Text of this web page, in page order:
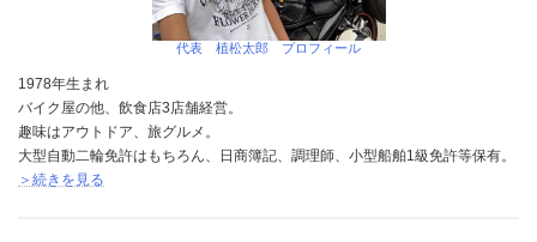
代表 植松太郎 プロフィール
1978年生まれ
バイク屋の他、飲食店3店舗経営。
趣味はアウトドア、旅グルメ。
大型自動二輪免許はもちろん、日商簿記、調理師、小型船舶1級免許等保有。
＞続きを見る